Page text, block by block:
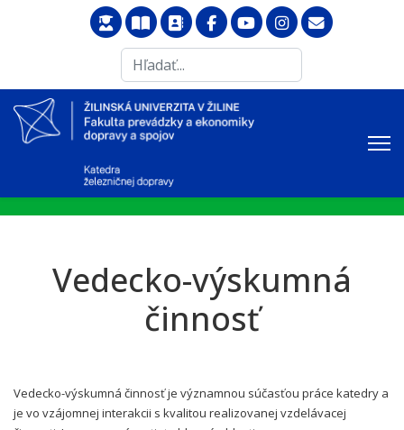
...
Vedecko-výskumná
činnosť
Vedecko-výskumná činnosť je významnou súčasťou práce katedry a
je vo vzájomnej interakcii s kvalitou realizovanej vzdelávacej